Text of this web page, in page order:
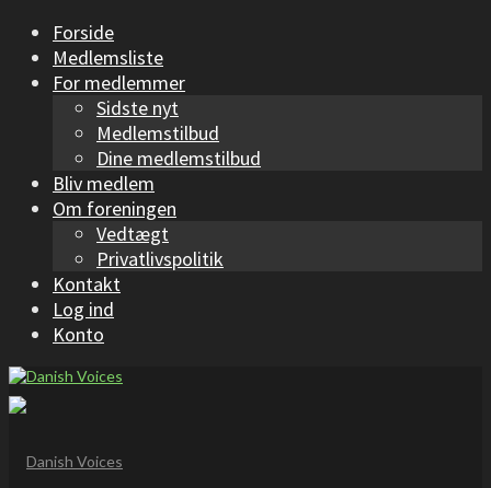
Forside
Medlemsliste
For medlemmer
Sidste nyt
Medlemstilbud
Dine medlemstilbud
Bliv medlem
Om foreningen
Vedtægt
Privatlivspolitik
Kontakt
Log ind
Konto